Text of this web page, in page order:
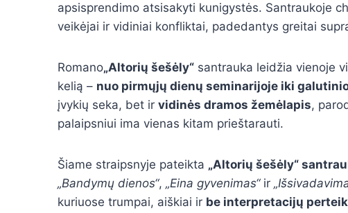
apsisprendimo atsisakyti kunigystės. Santraukoje
veikėjai ir vidiniai konfliktai, padedantys greitai
Romano„Altorių šešėly“ santrauka leidžia vienoje
kelią – nuo pirmųjų dienų seminarijoje iki
įvykių seka, bet ir vidinės dramos žemėlapis,
palaipsniui ima vienas kitam prieštarauti.
Šiame straipsnyje pateikta „Altorių šešėly“
„Bandymų dienos“, „Eina gyvenimas“ir
kuriuose trumpai, aiškiai ir be interpretacijų